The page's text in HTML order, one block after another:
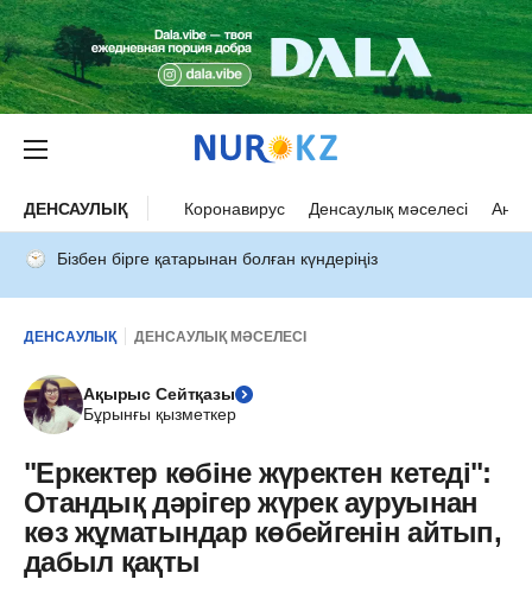
ДЕНСАУЛЫҚ Коронавирус Денсаулық мәселесі Ана
Бізбен бірге қатарынан болған күндеріңіз
ДЕНСАУЛЫҚ ДЕНСАУЛЫҚ МӘСЕЛЕСІ
Ақырыс Сейтқазы
Бұрынғы қызметкер
"Еркектер көбіне жүректен кетеді":
Отандық дәрігер жүрек ауруынан
көз жұматындар көбейгенін айтып,
дабыл қақты